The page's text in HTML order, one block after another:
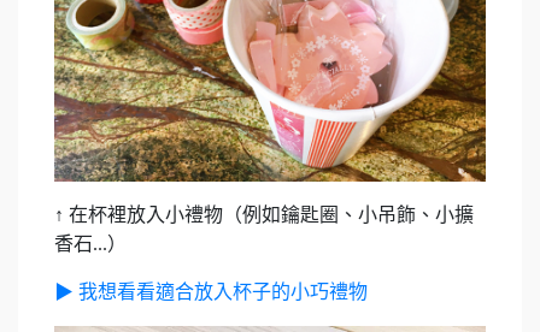
↑ 在杯裡放入小禮物（例如鑰匙圈、小吊飾、小擴
香石...）
▶ 我想看看適合放入杯子的小巧禮物